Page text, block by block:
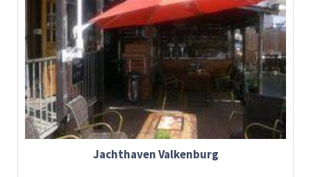
Jachthaven Valkenburg